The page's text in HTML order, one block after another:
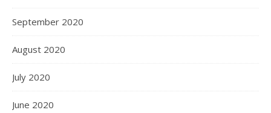
September 2020
August 2020
July 2020
June 2020